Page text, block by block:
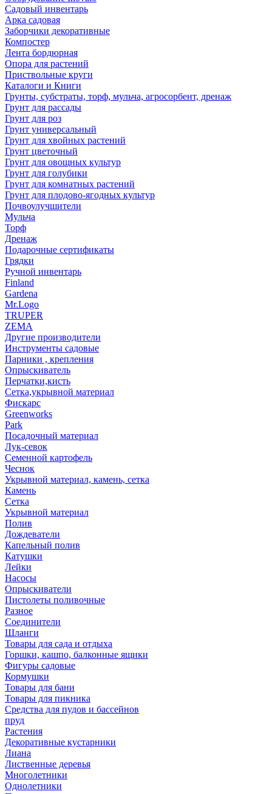
Садовый инвентарь
Арка садовая
Заборчики декоративные
Компостер
Лента бордюрная
Опора для растений
Приствольные круги
Каталоги и Книги
Грунты, субстраты, торф, мульча, агросорбент, дренаж
Грунт для рассады
Грунт для роз
Грунт универсальный
Грунт для хвойных растений
Грунт цветочный
Грунт для овощных культур
Грунт для голубики
Грунт для комнатных растений
Грунт для плодово-ягодных культур
Почвоулучшители
Мульча
Торф
Дренаж
Подарочные сертификаты
Грядки
Ручной инвентарь
Finland
Gardena
Mr.Logo
TRUPER
ZEMA
Другие производители
Инструменты садовые
Парники , крепления
Опрыскиватель
Перчатки,кисть
Сетка,укрывной материал
Фискарс
Greenworks
Park
Посадочный материал
Лук-севок
Семенной картофель
Чеснок
Укрывной материал, камень, сетка
Камень
Сетка
Укрывной материал
Полив
Дождеватели
Капельный полив
Катушки
Лейки
Насосы
Опрыскиватели
Пистолеты поливочные
Разное
Соединители
Шланги
Товары для сада и отдыха
Горшки, кашпо, балконные ящики
Фигуры садовые
Кормушки
Товары для бани
Товары для пикника
Средства для пудов и бассейнов
пруд
Растения
Декоративные кустарники
Лиана
Лиственные деревья
Многолетники
Однолетники